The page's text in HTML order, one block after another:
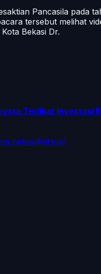
Pancasila pada
tersebut melihat
Bekasi Dr.
Terlibat Investasi
bekasi#virtual